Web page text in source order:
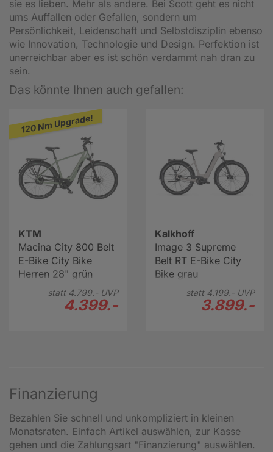
sie es lieben. Mehr als andere. Bei Scott geht es nicht
ums Auffallen oder Gefallen, sondern um
Persönlichkeit, Leidenschaft und Selbstdisziplin ebenso
wie Innovation, Technologie und Design. Perfektion ist
unerreichbar aber es ist schön verdammt nah dran zu
sein.
Das könnte Ihnen auch gefallen:
120 Nm Upgrade!
KTM
Macina City 800 Belt
E-Bike City Bike
Herren 28" grün
statt 4.799.-UVP
4.399.-
Kalkhoff
Image 3 Supreme
Belt RT E-Bike City
Bike grau
statt 4.199.-UVP
3.899.-
Finanzierung
Bezahlen Sie schnell und unkompliziert in kleinen
Monatsraten. Einfach Artikel auswählen, zur Kasse
gehen und die Zahlungsart "Finanzierung" auswählen.